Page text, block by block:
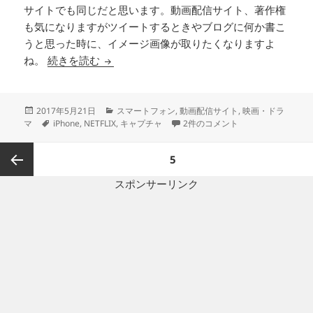
サイトでも同じだと思います。動画配信サイト、著作権
も気になりますがツイートするときやブログに何か書こ
うと思った時に、イメージ画像が取りたくなりますよ
ね。続きを読む 動画サイトの画面をキャプチャする方法（
投
稿
2017年5月21日
カ
テ
スマートフォン,動画配信サイト ,映画・ドラ
マ
タ
iPhone, NETFLIX, キャプチャ 動画サイトの画面をキャプチャす
2件のコメント
ページ5
スポンサーリンク